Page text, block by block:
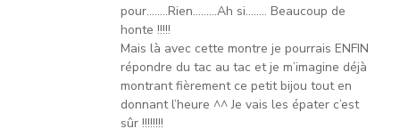
pour……..Rien………Ah si…….. Beaucoup de
honte !!!!!
Mais là avec cette montre je pourrais ENFIN
répondre du tac au tac et je m’imagine déjà
montrant fièrement ce petit bijou tout en
donnant l’heure ^^ Je vais les épater c’est
sûr !!!!!!!!